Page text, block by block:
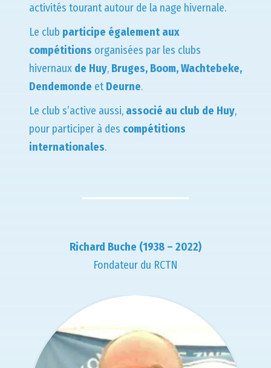
activités tourant autour de la nage hivernale.
Le club participe également aux
compétitions organisées par les clubs
hivernaux de Huy, Bruges, Boom, Wachtebeke,
Dendemonde etDeurne.
Le club s’active aussi, associé au club de Huy,
pour participer à des compétitions
internationales.
Richard Buche (1938 – 2022)
Fondateur du RCTN